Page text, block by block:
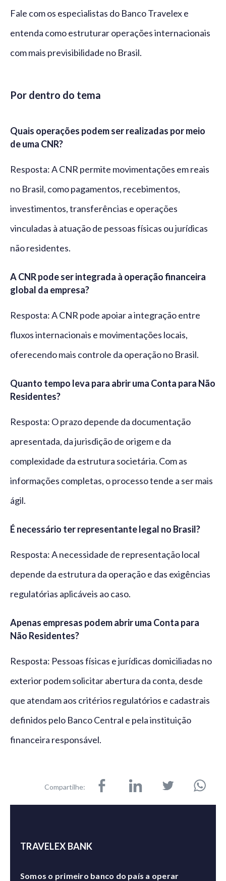
Fale com os especialistas do Banco Travelex e
entenda como estruturar operações internacionais
com mais previsibilidade no Brasil.
Por dentro do tema
Quais operações podem ser realizadas por meio
de uma CNR?
Resposta: A CNR permite movimentações em reais
no Brasil, como pagamentos, recebimentos,
investimentos, transferências e operações
vinculadas à atuação de pessoas físicas ou jurídicas
não residentes.
A CNR pode ser integrada à operação financeira
global da empresa?
Resposta: A CNR pode apoiar a integração entre
fluxos internacionais e movimentações locais,
oferecendo mais controle da operação no Brasil.
Quanto tempo leva para abrir uma Conta para Não
Residentes?
Resposta: O prazo depende da documentação
apresentada, da jurisdição de origem e da
complexidade da estrutura societária. Com as
informações completas, o processo tende a ser mais
ágil.
É necessário ter representante legal no Brasil?
Resposta: A necessidade de representação local
depende da estrutura da operação e das exigências
regulatórias aplicáveis ao caso.
Apenas empresas podem abrir uma Conta para
Não Residentes?
Resposta: Pessoas físicas e jurídicas domiciliadas no
exterior podem solicitar abertura da conta, desde
que atendam aos critérios regulatórios e cadastrais
definidos pelo Banco Central e pela instituição
financeira responsável.
Compartilhe:
TRAVELEX BANK
Somos o primeiro banco do país a operar